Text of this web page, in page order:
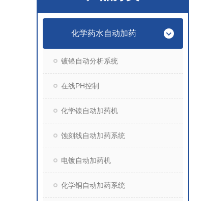
化学药水自动加药
镀铬自动分析系统
在线PH控制
化学镍自动加药机
蚀刻线自动加药系统
电镀自动加药机
化学铜自动加药系统